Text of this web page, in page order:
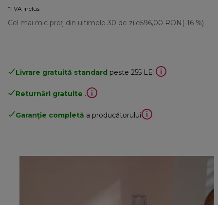
*TVA inclus
Cel mai mic preț din ultimele 30 de zile596,00 RON(-16 %)
Livrare gratuită standard peste 255 LEI
Returnări gratuite .
Garanție completă a producătorului